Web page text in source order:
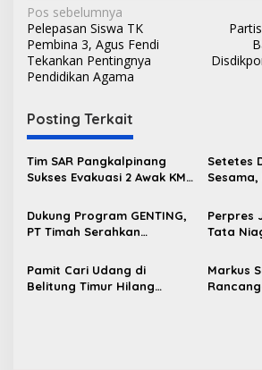
N
a
v
i
g
a
s
i
p
o
s
Pos sebelumnya
Pelepasan Siswa TK
Pembina 3, Agus Fendi
Tekankan Pentingnya
Pendidikan Agama
Posting Terkait
Tim SAR Pangkalpinang
Sukses Evakuasi 2 Awak KM
Pantai Pukan
Setetes
Sesama,
Jakarta
Dukung Program GENTING,
PT Timah Serahkan
untuk Cegah Stunting
Perpres
Tata
Pamit Cari Udang di
Belitung Timur Hilang
Markus